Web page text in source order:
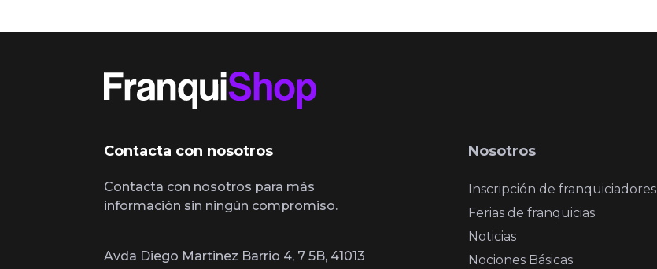
Contacta con nosotros
Contacta con nosotros para más
información sin ningún compromiso.
Avda Diego Martinez Barrio 4, 7 5B, 41013
Nosotros
Inscripción de franquiciadores
Ferias de franquicias
Noticias
Nociones Básicas